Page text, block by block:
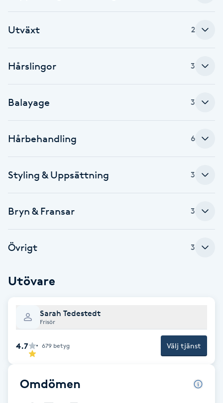
Brynformning
Brynplockning
Celluliter
Coachning
Color correction
D
Damklippning
Extensions
Utväxt 2
Hårslingor 3
Balayage 3
Hårbehandling 6
Styling & Uppsättning 3
Bryn & Fransar 3
Övrigt 3
Utövare
Sarah Tedestedt
Frisör
4.7 679 betyg Välj tjänst
Omdömen